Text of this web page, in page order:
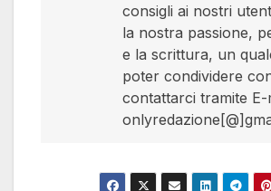
consigli ai nostri
la nostra passione,
e la scrittura, un
poter condividere
contattarci tramite E-